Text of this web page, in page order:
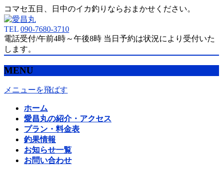
コマセ五目、日中のイカ釣りならおまかせください。
TEL 090-7680-3710
電話受付/午前4時～午後8時 当日予約は状況により受付いた
します。
MENU
メニューを飛ばす
ホーム
愛昌丸の紹介・アクセス
プラン・料金表
釣果情報
お知らせ一覧
お問い合わせ